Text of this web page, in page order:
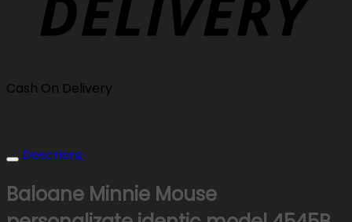
Cash On Delivery
Descriere
Baloane Minnie Mouse